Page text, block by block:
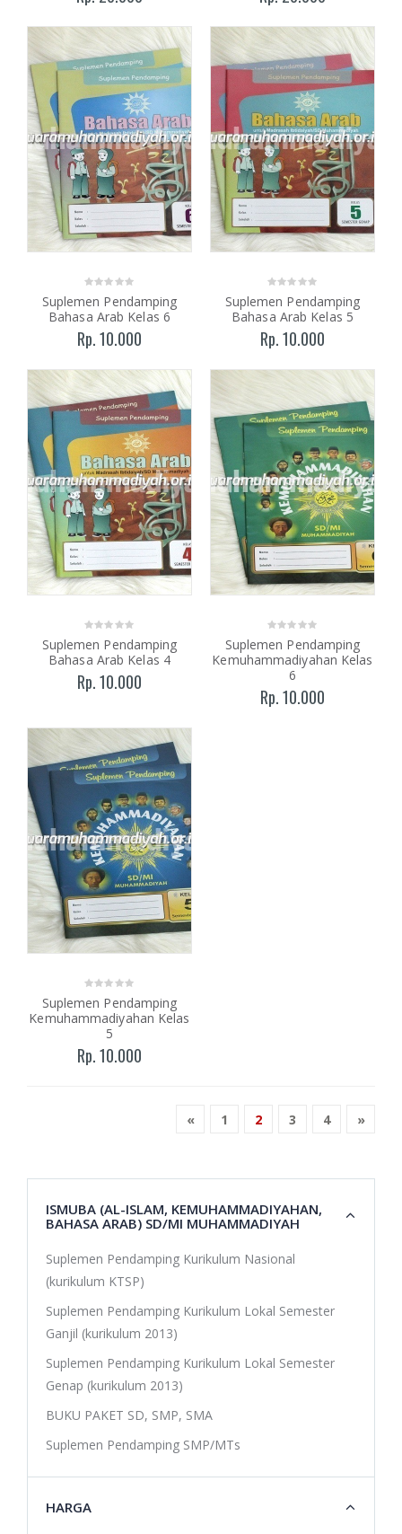
Suplemen Pendamping
Bahasa Arab Kelas 6
Rp. 10.000
Suplemen Pendamping
Bahasa Arab Kelas 5
Rp. 10.000
Suplemen Pendamping
Bahasa Arab Kelas 4
Rp. 10.000
Suplemen Pendamping
Kemuhammadiyahan Kelas
6
Rp. 10.000
Suplemen Pendamping
Kemuhammadiyahan Kelas
5
Rp. 10.000
« 1 2 3 4 »
ISMUBA (AL-ISLAM, KEMUHAMMADIYAHAN,
BAHASA ARAB) SD/MI MUHAMMADIYAH
Suplemen Pendamping Kurikulum Nasional
(kurikulum KTSP)
Suplemen Pendamping Kurikulum Lokal Semester
Ganjil (kurikulum 2013)
Suplemen Pendamping Kurikulum Lokal Semester
Genap (kurikulum 2013)
BUKU PAKET SD, SMP, SMA
Suplemen Pendamping SMP/MTs
HARGA